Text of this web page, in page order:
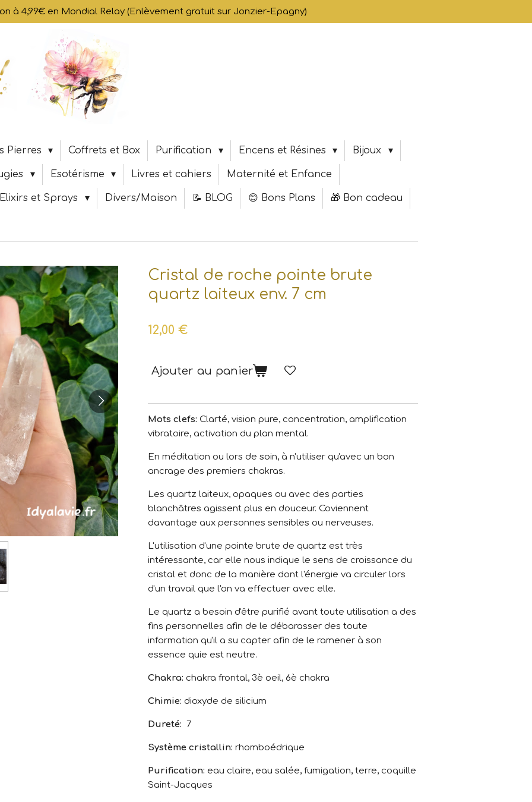
à 4,99€ en Mondial Relay (Enlèvement gratuit sur Jonzier-Epagny)
Pierres Coffrets et Box Purification Encens et Résines Bijoux
Esotérisme Livres et cahiers Maternité et Enfance
Elixirs et Sprays Divers/Maison 📝 BLOG 😊 Bons Plans 🎁 Bon cadeau
Cristal de roche pointe brute
quartz laiteux env. 7 cm
12,00 €
Ajouter au panier
Mots clefs: Clarté, vision pure, concentration, amplification
vibratoire, activation du plan mental.
En méditation ou lors de soin, à n'utiliser qu'avec un bon
ancrage des premiers chakras.
Les quartz laiteux, opaques ou avec des parties
blanchâtres agissent plus en douceur. Coviennent
davantage aux personnes sensibles ou nerveuses.
L'utilisation d'une pointe brute de quartz est très
intéressante, car elle nous indique le sens de croissance du
cristal et donc de la manière dont l'énergie va circuler lors
d'un travail que l'on va effectuer avec elle.
Le quartz a besoin d'être purifié avant toute utilisation a des
fins personnelles afin de le débarasser des toute
information qu'il a su capter afin de le ramener à son
essence quie est neutre.
Chakra: chakra frontal, 3è oeil, 6è chakra
Chimie: dioxyde de silicium
Dureté: 7
Système cristallin: rhomboédrique
Purification: eau claire, eau salée, fumigation, terre, coquille
Saint-Jacques